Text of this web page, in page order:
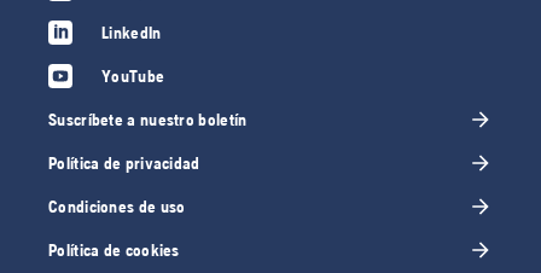
LinkedIn
YouTube
Suscríbete a nuestro boletín
Política de privacidad
Condiciones de uso
Política de cookies